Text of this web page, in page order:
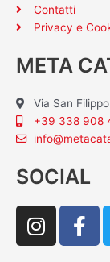
Contatti
Privacy e
META
Via San
+39 338 908
SOCIAL
I
n
F
a